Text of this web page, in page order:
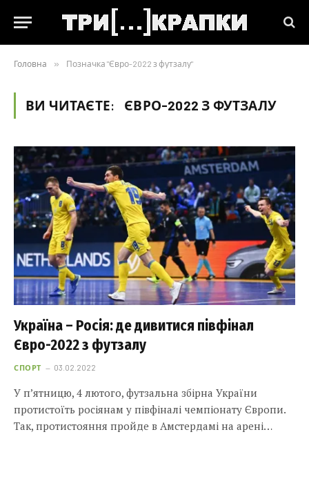
Головна » Позначка "Євро-2022 з футзалу"
ВИ ЧИТАЄТЕ: ЄВРО-2022 З ФУТЗАЛУ
Україна – ​Росія: де дивитися півфінал
Євро-2022 з футзалу
СПОРТ 03.02.2022
У п’ятницю, 4 лютого, футзальна збірна України
протистоїть росіянам у півфіналі чемпіонату Європи.
Так, протистояння пройде в Амстердамі на арені…